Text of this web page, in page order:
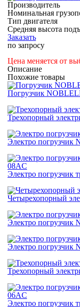
Производитель
Номинальная
Тип двигателя
Средняя высота
Заказать
по запросу
Цена меняется от
Описание
Похожие товары
Погрузчик
Трехопорный
Электро погрузчик
Электро погрузчик
Четырехопорный
Электро погрузчик
Электро погрузчик
Трехопорный
Электро погрузчик